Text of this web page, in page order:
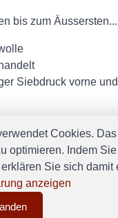
bis zum Äussersten...
Siebdruck vorne
Cookies.
optimieren. Indem
Sie sich damit
anzeigen